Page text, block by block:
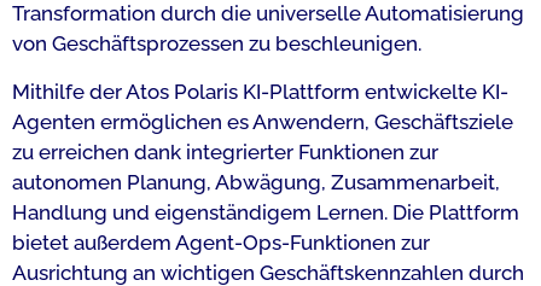
Transformation durch die universelle Automatisierung
von Geschäftsprozessen zu beschleunigen.
Mithilfe der Atos Polaris KI-Plattform entwickelte KI-
Agenten ermöglichen es Anwendern, Geschäftsziele
zu erreichen dank integrierter Funktionen zur
autonomen Planung, Abwägung, Zusammenarbeit,
Handlung und eigenständigem Lernen. Die Plattform
bietet außerdem Agent-Ops-Funktionen zur
Ausrichtung an wichtigen Geschäftskennzahlen durch